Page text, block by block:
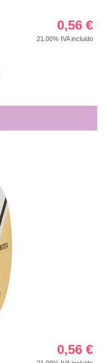
0,56 €
21.00% IVA incluido
0,56 €